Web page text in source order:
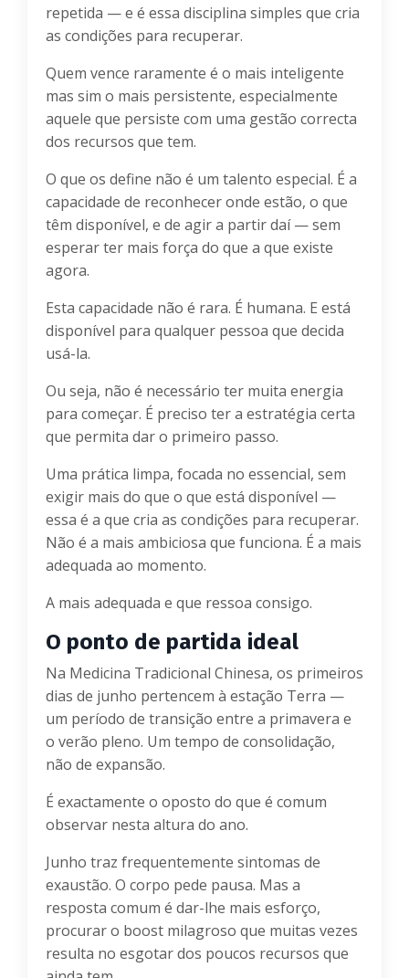
repetida — e é essa disciplina simples que cria
as condições para recuperar.
Quem vence raramente é o mais inteligente
mas sim o mais persistente, especialmente
aquele que persiste com uma gestão correcta
dos recursos que tem.
O que os define não é um talento especial. É a
capacidade de reconhecer onde estão, o que
têm disponível, e de agir a partir daí — sem
esperar ter mais força do que a que existe
agora.
Esta capacidade não é rara. É humana. E está
disponível para qualquer pessoa que decida
usá-la.
Ou seja, não é necessário ter muita energia
para começar. É preciso ter a estratégia certa
que permita dar o primeiro passo.
Uma prática limpa, focada no essencial, sem
exigir mais do que o que está disponível —
essa é a que cria as condições para recuperar.
Não é a mais ambiciosa que funciona. É a mais
adequada ao momento.
A mais adequada e que ressoa consigo.
O ponto de partida ideal
Na Medicina Tradicional Chinesa, os primeiros
dias de junho pertencem à estação Terra —
um período de transição entre a primavera e
o verão pleno. Um tempo de consolidação,
não de expansão.
É exactamente o oposto do que é comum
observar nesta altura do ano.
Junho traz frequentemente sintomas de
exaustão. O corpo pede pausa. Mas a
resposta comum é dar-lhe mais esforço,
procurar o boost milagroso que muitas vezes
resulta no esgotar dos poucos recursos que